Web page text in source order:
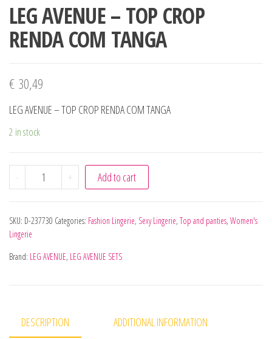
LEG AVENUE – TOP CROP
RENDA COM TANGA
€ 30,49
LEG AVENUE – TOP CROP RENDA COM TANGA
2 in stock
- LEG AVENUE - TOP CROP RENDA COM TANGA quantity
+ Add to cart
SKU: D-237730 Categories: Fashion Lingerie, Sexy Lingerie, Top and panties, Women's
Lingerie
Brand: LEG AVENUE, LEG AVENUE SETS
DESCRIPTION ADDITIONAL INFORMATION